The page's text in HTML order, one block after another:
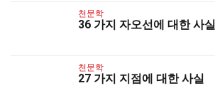
천문학
36 가지 자오선에 대한 사실
천문학
27 가지 지점에 대한 사실